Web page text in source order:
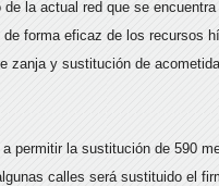
la actual red que se
forma eficaz de los recursos
zanja y sustitución de
permitir la sustitución de 590
calles será sustituido el